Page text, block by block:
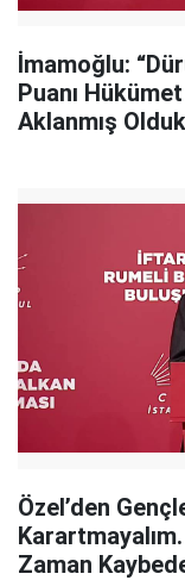
İmamoğlu:
Puanı
Aklanmış
Özel’den
Zaman